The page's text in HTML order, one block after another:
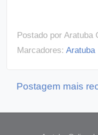
Postado por Aratuba
Marcadores: Aratuba
Postagem mais